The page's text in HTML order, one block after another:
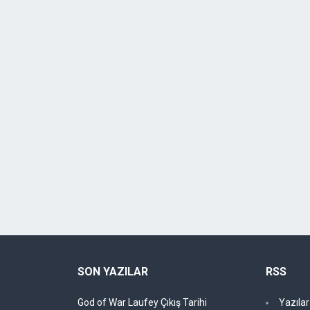
SON YAZILAR
God of War Laufey Çıkış Tarihi
RSS